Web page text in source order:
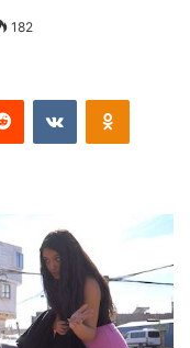
182
Reddit VKontakte